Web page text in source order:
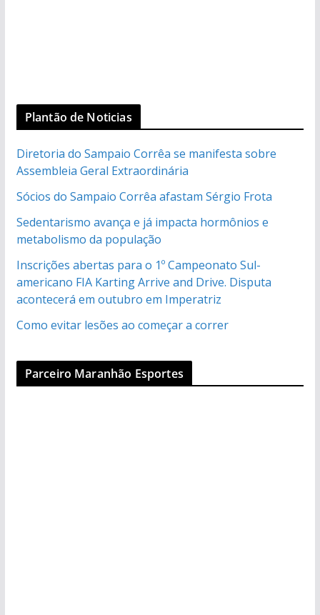
Plantão de Noticias
Diretoria do Sampaio Corrêa se manifesta sobre
Assembleia Geral Extraordinária
Sócios do Sampaio Corrêa afastam Sérgio Frota
Sedentarismo avança e já impacta hormônios e
metabolismo da população
Inscrições abertas para o 1º Campeonato Sul-
americano FIA Karting Arrive and Drive. Disputa
acontecerá em outubro em Imperatriz
Como evitar lesões ao começar a correr
Parceiro Maranhão Esportes